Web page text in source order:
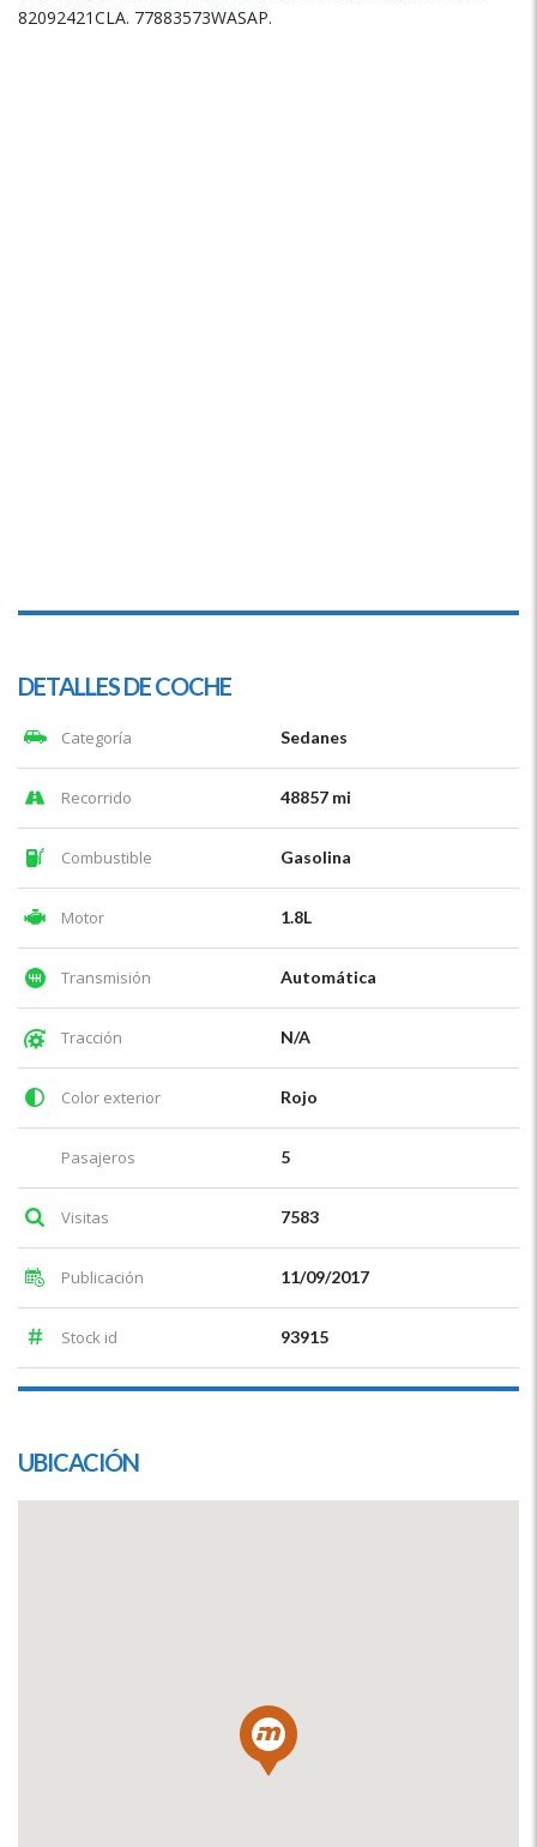
82092421CLA. 77883573WASAP.
DETALLES DE COCHE
Categoría Sedanes
Recorrido 48857 mi
Combustible Gasolina
Motor 1.8L
Transmisión Automática
Tracción N/A
Color exterior Rojo
Pasajeros 5
Visitas 7583
Publicación 11/09/2017
Stock id 93915
UBICACIÓN